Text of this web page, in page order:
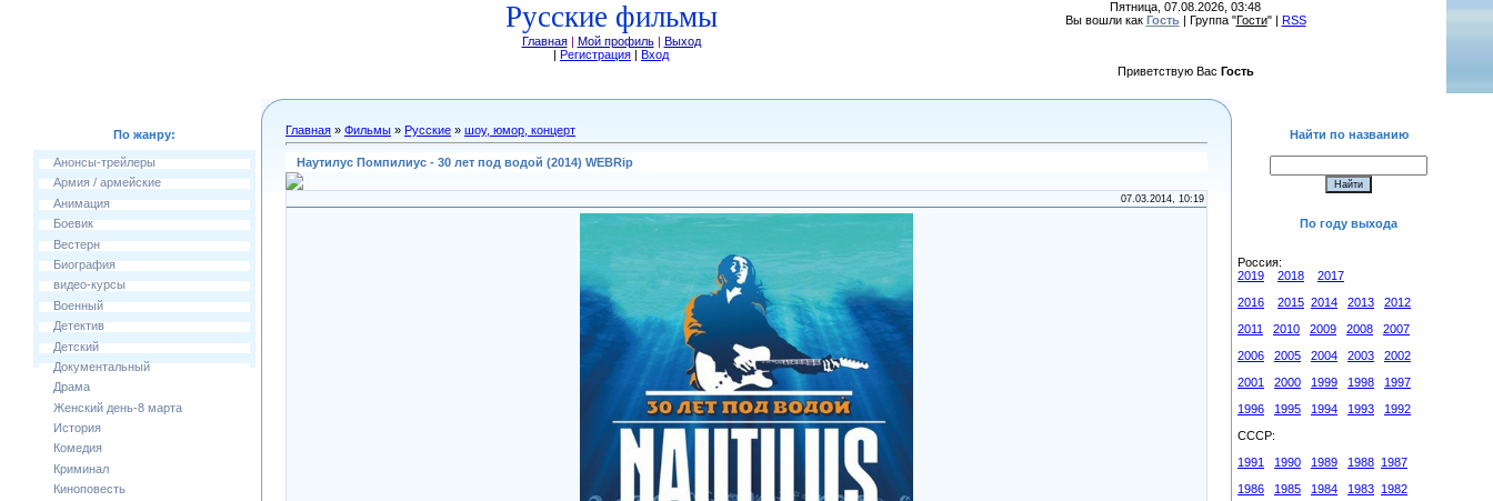
Русские фильмы
Главная| Мой профиль| Выход
| Регистрация | Вход
Пятница, 07.08.2026, 03:48
Вы вошли как Гость| Группа "Гости" | RSS
Приветствую Вас Гость
По жанру:
Анонсы-трейлеры
Армия / армейские
Анимация
Боевик
Вестерн
Биография
видео-курсы
Военный
Детектив
Детский
Документальный
Драма
Женский день-8 марта
История
Комедия
Криминал
Киноповесть
Главная » Фильмы » Русские » шоу, юмор, концерт
Наутилус Помпилиус - 30 лет под водой (2014) WEBRip
07.03.2014, 10:19
Найти по названию
По году выхода
Россия:
2019
2018
2017
2016
2015 2014 2013
2012
2011
2010 2009 2008
2007
2006
2005 2004 2003
2002
2001
2000 1999 1998
1997
1996
1995 1994 1993
1992
СССР:
1991
1990 1989 1988 1987
1986
1985 1984 1983 1982